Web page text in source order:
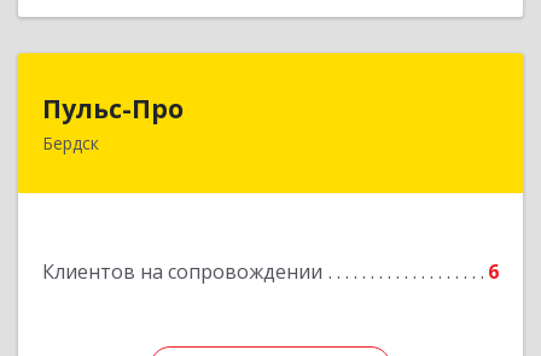
Пульс-Про
Бердск
Клиентов на сопровождении 6
633010, Новосибирская обл, Бердск, Ленина,